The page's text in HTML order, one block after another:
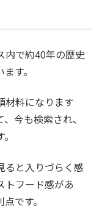
内で約40年の歴史
す。
材料になります
今も検索され、
ると入りづらく感
トフード感があ
です。